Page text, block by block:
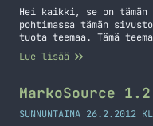
Hei kaikki, se on
pohtimassa tämän
tuota teemaa. Tämä
täysin ilmaiseksi
jaksanut tuunata tätä
tuunaamaan ja ehkä
tästä teemasta.… Jatka
Lue lisää
MarkoSource
SUNNUNTAINA 26.2.2012